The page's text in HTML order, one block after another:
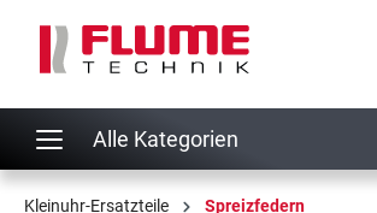
Zur Hauptnavigation springen
Alle Kategorien
Kleinuhr-Ersatzteile Spreizfedern